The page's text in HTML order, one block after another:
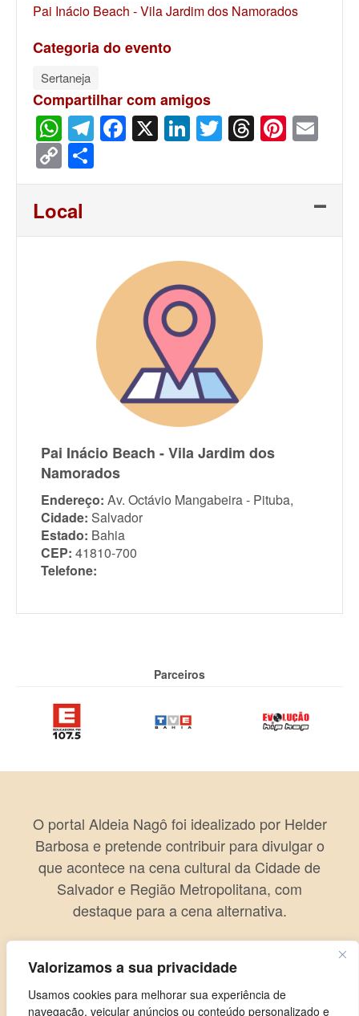
Valorizamos a sua privacidade
Usamos cookies para melhorar sua experiência de
navegação, veicular anúncios ou conteúdo personalizado e
Pai Inácio Beach - Vila Jardim dos Namorados
Categoria do evento
Sertaneja
Compartilhar com amigos
WhatsApp
Telegram
Facebook
X LinkedIn
Twitter
Threads
Copy
Link
Local
Pai Inácio Beach - Vila Jardim dos
Namorados
Endereço: Av. Octávio Mangabeira - Pituba,
Cidade: Salvador
Estado: Bahia
CEP: 41810-700
Telefone:
Parceiros
O portal Aldeia Nagô foi idealizado por Helder
Barbosa e pretende contribuir para divulgar o
que acontece na cena cultural da Cidade de
Salvador e Região Metropolitana, com
destaque para a cena alternativa.